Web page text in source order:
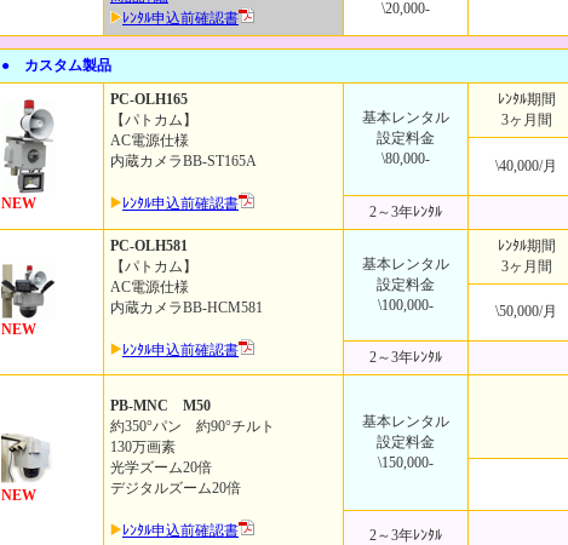
ﾚﾝﾀﾙ申込前確認書
\20,000-
● カスタム製品
NEW
PC-OLH165
【パトカム】
AC電源仕様
内蔵カメラBB-ST165A
ﾚﾝﾀﾙ申込前確認書
基本レンタル
設定料金
\80,000-
ﾚﾝﾀﾙ期間
3ヶ月間
\40,000/月
2～3年ﾚﾝﾀﾙ
NEW
PC-OLH581
【パトカム】
AC電源仕様
内蔵カメラBB-HCM581
ﾚﾝﾀﾙ申込前確認書
基本レンタル
設定料金
\100,000-
ﾚﾝﾀﾙ期間
3ヶ月間
\50,000/月
2～3年ﾚﾝﾀﾙ
NEW
PB-MNC M50
約350°パン 約90°チルト
130万画素
光学ズーム20倍
デジタルズーム20倍
ﾚﾝﾀﾙ申込前確認書
基本レンタル
設定料金
\150,000-
2～3年ﾚﾝﾀﾙ